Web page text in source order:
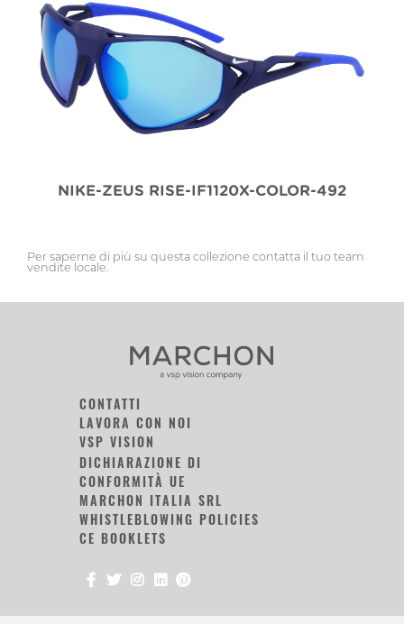
NIKE-ZEUS RISE-IF1120X-COLOR-492
Per saperne di più su questa collezione contatta il tuo team
vendite locale.
CONTATTI
LAVORA CON NOI
VSP VISION
DICHIARAZIONE DI
CONFORMITÀ UE
MARCHON ITALIA SRL
WHISTLEBLOWING POLICIES
CE BOOKLETS